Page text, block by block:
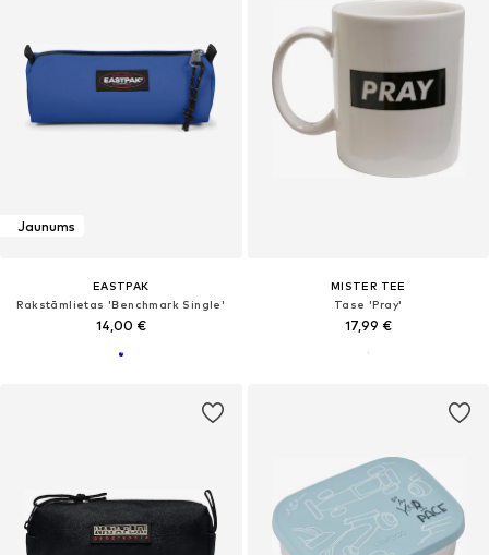
Jaunums
EASTPAK
Rakstāmlietas 'Benchmark Single'
14,00 €
MISTER TEE
Tase 'Pray'
17,99 €